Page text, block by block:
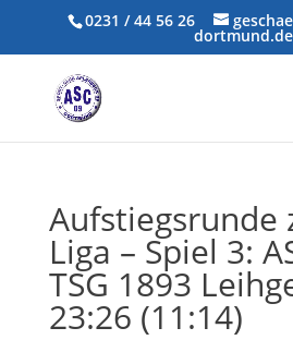
0231 / 44 56 26
dortmund.de
Aufstiegsrunde
Liga – Spiel 3:
TSG 1893
23:26 (11:14)